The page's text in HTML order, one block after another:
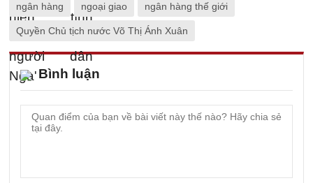
ngân hàng ngoại giao ngân hàng thế giới
Quyền Chủ tịch nước Võ Thị Ánh Xuân
Bình luận